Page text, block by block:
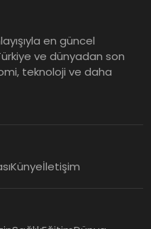
en güncel
ve dünyadan son
teknoloji ve daha
Künyeİletişim